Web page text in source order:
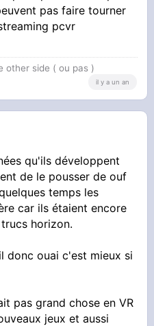
pas faire tourner
pcvr
other side ( ou pas )
il y a un an
qu'ils développent
de le pousser de ouf
temps les
car ils étaient encore
horizon.
donc ouai c'est mieux si
pas grand chose en VR
jeux et aussi